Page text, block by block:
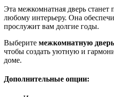
Эта межкомнатная дверь
любому интерьеру. Она
прослужит вам долгие годы.
Выберите межкомнатную
чтобы создать уютную и
доме.
Дополнительные опции: